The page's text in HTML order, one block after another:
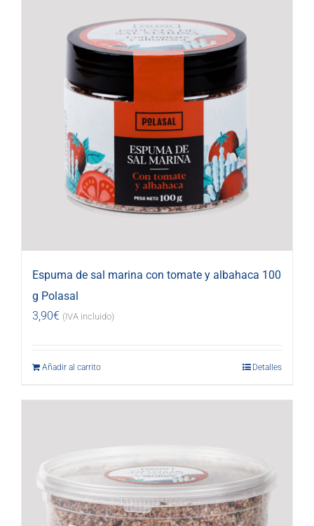
Espuma de sal marina con tomate y albahaca 100
g Polasal
3,90€ (IVA incluido)
Añadir al carrito Detalles